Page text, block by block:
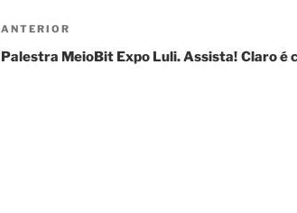
Navegação
de
Post
anterior
ANTERIOR
Palestra MeioBit Expo Luli. Assista! Claro é